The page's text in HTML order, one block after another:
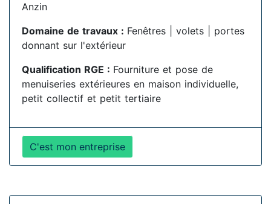
Anzin
Domaine de travaux : Fenêtres | volets | portes
donnant sur l'extérieur
Qualification RGE : Fourniture et pose de
menuiseries extérieures en maison individuelle,
petit collectif et petit tertiaire
C'est mon entreprise